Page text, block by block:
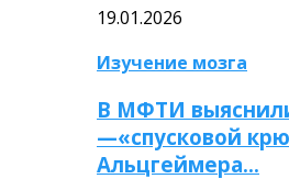
19.01.2026
Изучение мозга
В МФТИ
—«спусковой
Альцгеймера…